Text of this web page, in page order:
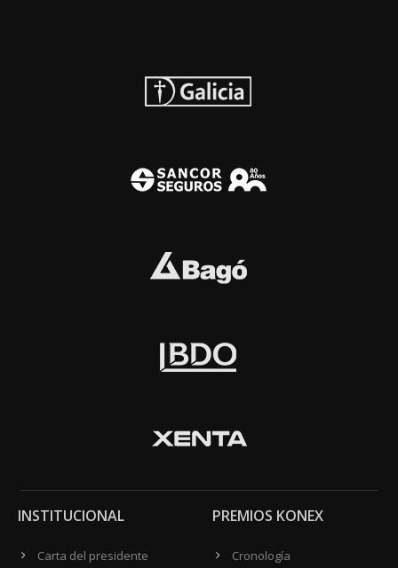
INSTITUCIONAL
Carta del presidente
PREMIOS KONEX
Cronología